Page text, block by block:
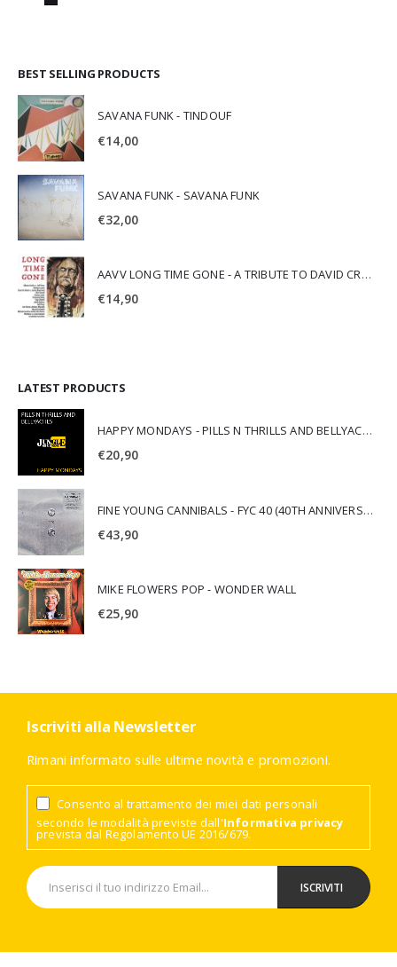
BEST SELLING PRODUCTS
SAVANA FUNK - TINDOUF
€14,00
SAVANA FUNK - SAVANA FUNK
€32,00
AAVV LONG TIME GONE - A TRIBUTE TO DAVID CROSBY
€14,90
LATEST PRODUCTS
HAPPY MONDAYS - PILLS N THRILLS AND BELLYACHES
€20,90
FINE YOUNG CANNIBALS - FYC 40 (40TH ANNIVERSARY)
€43,90
MIKE FLOWERS POP - WONDER WALL
€25,90
Iscriviti alla Newsletter
Rimani informato sulle ultime novità e promozioni.
Consento al trattamento dei miei dati personali
secondo le modalità previste dall'Informativa privacy
prevista dal Regolamento UE 2016/679.